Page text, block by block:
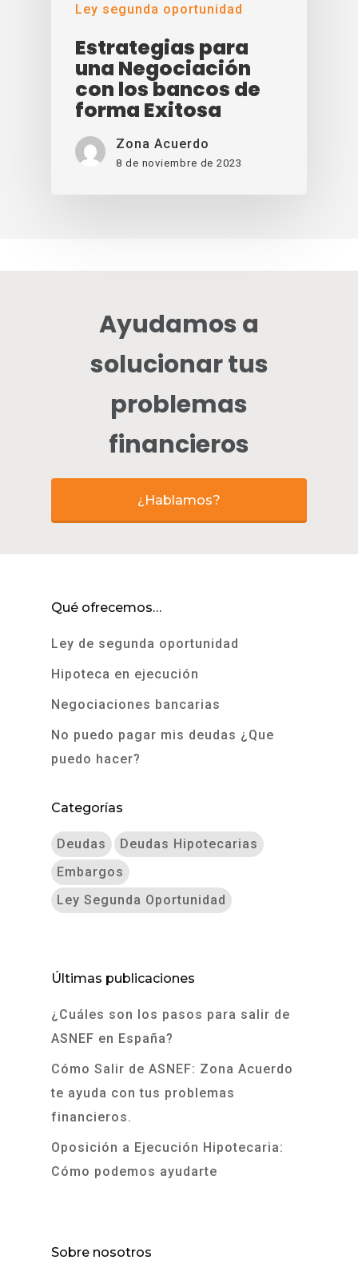
Ley segunda oportunidad
Estrategias para
una Negociación
con los bancos de
forma Exitosa
Zona Acuerdo
8 de noviembre de 2023
Ayudamos a
solucionar tus
problemas
financieros
¿Hablamos?
Qué ofrecemos…
Ley de segunda oportunidad
Hipoteca en ejecución
Negociaciones bancarias
No puedo pagar mis deudas ¿Que
puedo hacer?
Categorías
Deudas
Deudas Hipotecarias
Embargos
Ley Segunda Oportunidad
Últimas publicaciones
¿Cuáles son los pasos para salir de
ASNEF en España?
Cómo Salir de ASNEF: Zona Acuerdo
te ayuda con tus problemas
financieros.
Oposición a Ejecución Hipotecaria:
Cómo podemos ayudarte
Sobre nosotros